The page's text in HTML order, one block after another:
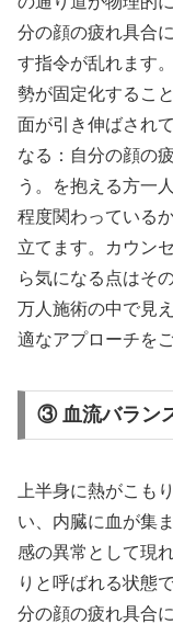
分の顔の疲れ具合
す指令が乱れます
勢が固定化するこ
面が引き伸ばされ
なる：自分の顔の
う。を抱える方一
程度関わっている
立てます。カウン
ら気になる点はそ
万人施術の中で見
適なアプローチを
③ 血流バラン
上半身に熱がこも
い、内臓に血が集
感の異常として現
りと呼ばれる状態
分の顔の疲れ具合